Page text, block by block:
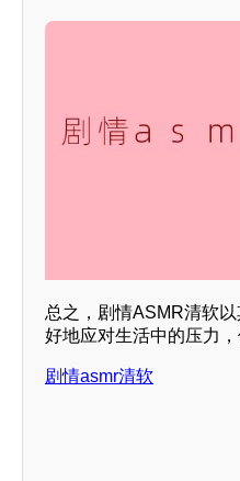
总之，剧情ASMR清软
好地应对生活中的压力
剧情asmr清软